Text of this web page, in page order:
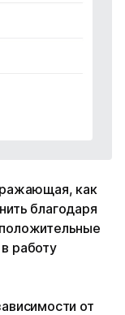
как
благодаря
работу
от